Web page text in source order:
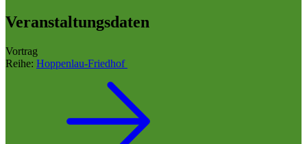
Veranstaltungsdaten
Vortrag
Reihe: Hoppenlau-Friedhof